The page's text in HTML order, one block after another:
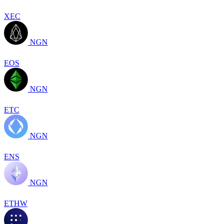
XEC
NGN
EOS
NGN
ETC
NGN
ENS
NGN
ETHW